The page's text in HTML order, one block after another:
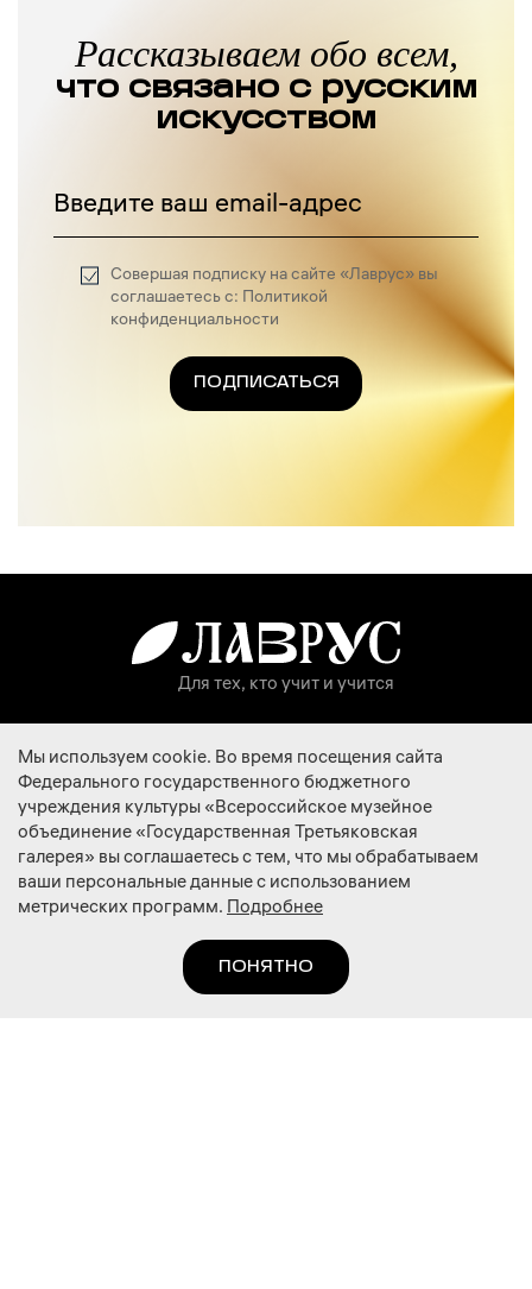
Рассказываем обо всем,
что связано с русским
искусством
Введите ваш email-адрес
Совершая подписку на сайте «Лаврус» вы
соглашаетесь с: Политикой
конфиденциальности
ПОДПИСАТЬСЯ
Для тех, кто учит и учится
Майя Токарева и компания «Газметаллпроект»
Поддержка проекта
Майя Токарева, Благотворительный фонд «Доброта Севера» и
компания «Северсталь»
О ПРОЕКТЕ
Редакция
ПОЛЬЗОВАТЕЛЯМ
Мы используем cookie. Во время посещения сайта
Федерального государственного бюджетного
учреждения культуры «Всероссийское музейное
объединение «Государственная Третьяковская
галерея» вы соглашаетесь с тем, что мы обрабатываем
ваши персональные данные с использованием
метрических программ. Подробнее
ПОНЯТНО